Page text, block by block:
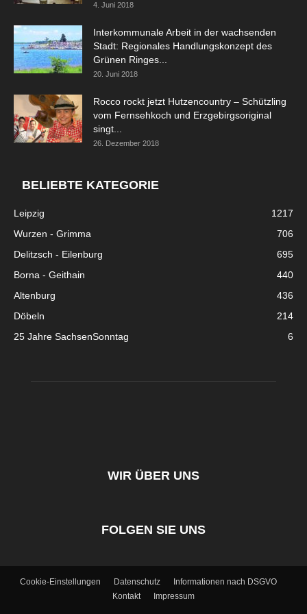
4. Juni 2018
Interkommunale Arbeit in der wachsenden
Stadt: Regionales Handlungskonzept des
Grünen Ringes...
20. Juni 2018
Rocco rockt jetzt Hutzencountry – Schützling
vom Fernsehkoch und Erzgebirgsoriginal
singt...
26. Dezember 2018
BELIEBTE KATEGORIE
Leipzig
1217
Wurzen - Grimma
706
Delitzsch - Eilenburg
695
Borna - Geithain
440
Altenburg
436
Döbeln
214
25 Jahre SachsenSonntag
6
WIR ÜBER UNS
FOLGEN SIE UNS
Cookie-Einstellungen Datenschutz
Informationen nach DSGVO
Kontakt
Impressum